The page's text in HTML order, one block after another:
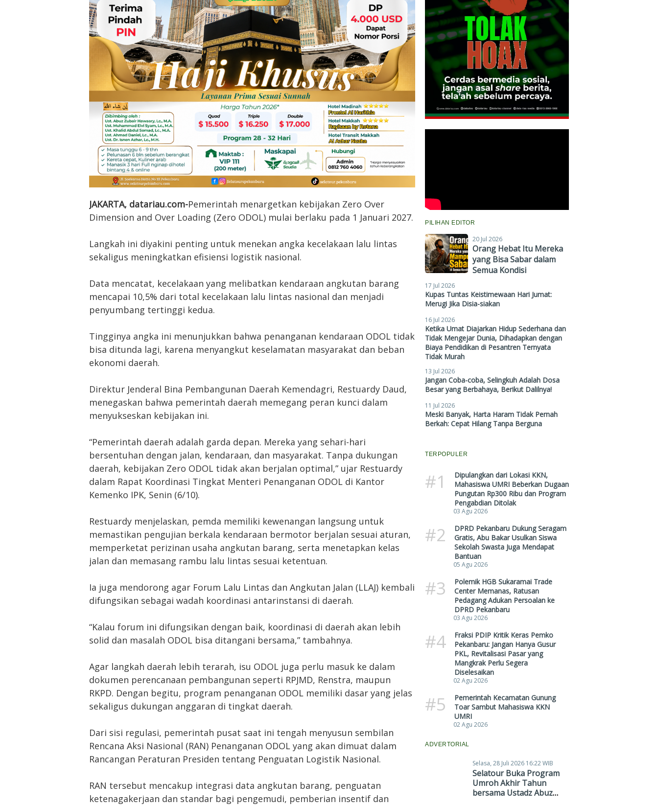
JAKARTA, datariau.com-Pemerintah menargetkan kebijakan Zero Over
Dimension and Over Loading (Zero ODOL) mulai berlaku pada 1 Januari 2027.
Langkah ini diyakini penting untuk menekan angka kecelakaan lalu lintas
sekaligus meningkatkan efisiensi logistik nasional.
Data mencatat, kecelakaan yang melibatkan kendaraan angkutan barang
mencapai 10,5% dari total kecelakaan lalu lintas nasional dan menjadi
penyumbang tertinggi kedua.
Tingginya angka ini menunjukkan bahwa penanganan kendaraan ODOL tidak
bisa ditunda lagi, karena menyangkut keselamatan masyarakat dan beban
ekonomi daerah.
Direktur Jenderal Bina Pembangunan Daerah Kemendagri, Restuardy Daud,
menegaskan bahwa pemerintah daerah memegang peran kunci dalam
menyukseskan kebijakan ini.
“Pemerintah daerah adalah garda depan. Mereka yang sehari-hari
bersentuhan dengan jalan, kendaraan, dan masyarakat. Tanpa dukungan
daerah, kebijakan Zero ODOL tidak akan berjalan optimal,” ujar Restuardy
dalam Rapat Koordinasi Tingkat Menteri Penanganan ODOL di Kantor
Kemenko IPK, Senin (6/10).
Restuardy menjelaskan, pemda memiliki kewenangan langsung untuk
memastikan pengujian berkala kendaraan bermotor berjalan sesuai aturan,
memperketat perizinan usaha angkutan barang, serta menetapkan kelas
jalan dan memasang rambu lalu lintas sesuai ketentuan.
Ia juga mendorong agar Forum Lalu Lintas dan Angkutan Jalan (LLAJ) kembali
difungsikan sebagai wadah koordinasi antarinstansi di daerah.
“Kalau forum ini difungsikan dengan baik, koordinasi di daerah akan lebih
solid dan masalah ODOL bisa ditangani bersama,” tambahnya.
Agar langkah daerah lebih terarah, isu ODOL juga perlu masuk ke dalam
dokumen perencanaan pembangunan seperti RPJMD, Renstra, maupun
RKPD. Dengan begitu, program penanganan ODOL memiliki dasar yang jelas
sekaligus dukungan anggaran di tingkat daerah.
Dari sisi regulasi, pemerintah pusat saat ini tengah menyusun sembilan
Rencana Aksi Nasional (RAN) Penanganan ODOL yang akan dimuat dalam
Rancangan Peraturan Presiden tentang Penguatan Logistik Nasional.
RAN tersebut mencakup integrasi data angkutan barang, penguatan
ketenagakerjaan dan standar bagi pengemudi, pemberian insentif dan
PILIHAN EDITOR
20 Jul 2026
Orang Hebat Itu Mereka
yang Bisa Sabar dalam
Semua Kondisi
17 Jul 2026
Kupas Tuntas Keistimewaan Hari Jumat:
Merugi Jika Disia-siakan
16 Jul 2026
Ketika Umat Diajarkan Hidup Sederhana dan
Tidak Mengejar Dunia, Dihadapkan dengan
Biaya Pendidikan di Pesantren Ternyata
Tidak Murah
13 Jul 2026
Jangan Coba-coba, Selingkuh Adalah Dosa
Besar yang Berbahaya, Berikut Dalilnya!
11 Jul 2026
Meski Banyak, Harta Haram Tidak Pernah
Berkah: Cepat Hilang Tanpa Berguna
TERPOPULER
#1
Dipulangkan dari Lokasi KKN,
Mahasiswa UMRI Beberkan Dugaan
Pungutan Rp300 Ribu dan Program
Pengabdian Ditolak
03 Agu 2026
#2
DPRD Pekanbaru Dukung Seragam
Gratis, Abu Bakar Usulkan Siswa
Sekolah Swasta Juga Mendapat
Bantuan
05 Agu 2026
#3
Polemik HGB Sukaramai Trade
Center Memanas, Ratusan
Pedagang Adukan Persoalan ke
DPRD Pekanbaru
03 Agu 2026
#4
Fraksi PDIP Kritik Keras Pemko
Pekanbaru: Jangan Hanya Gusur
PKL, Revitalisasi Pasar yang
Mangkrak Perlu Segera
Diselesaikan
02 Agu 2026
#5
Pemerintah Kecamatan Gunung
Toar Sambut Mahasiswa KKN
UMRI
02 Agu 2026
ADVERTORIAL
Selasa, 28 Juli 2026 16:22 WIB
Selatour Buka Program
Umroh Akhir Tahun
bersama Ustadz Abuz